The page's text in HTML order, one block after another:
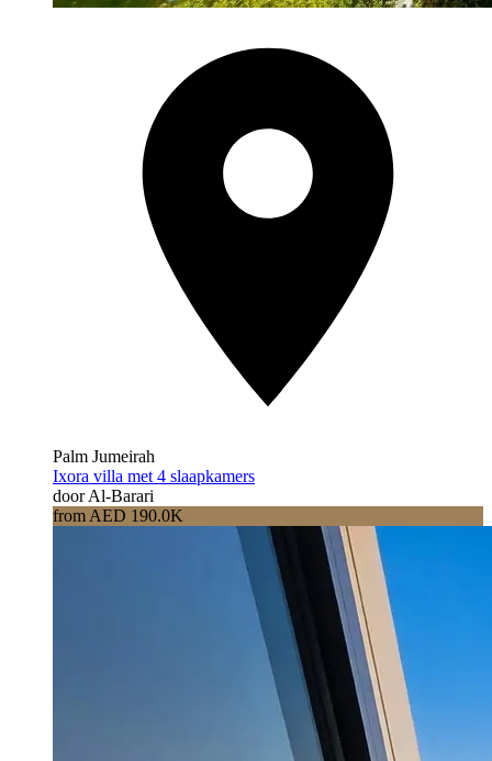
Palm Jumeirah
Ixora villa met 4 slaapkamers
door Al-Barari
from AED 190.0K